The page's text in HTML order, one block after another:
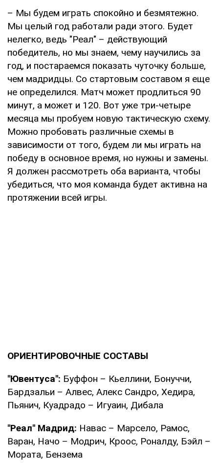
– Мы будем играть спокойно и безмятежно.
Мы целый год работали ради этого. Будет
нелегко, ведь "Реал" – действующий
победитель, но мы знаем, чему научились за
год, и постараемся показать чуточку больше,
чем мадридцы. Со стартовым составом я еще
не определился. Матч может продлиться 90
минут, а может и 120. Вот уже три-четыре
месяца мы пробуем новую тактическую схему.
Можно пробовать различные схемы в
зависимости от того, будем ли мы играть на
победу в основное время, но нужны и замены.
Я должен рассмотреть оба варианта, чтобы
убедиться, что моя команда будет активна на
протяжении всей игры.
ОРИЕНТИРОВОЧНЫЕ СОСТАВЫ
"Ювентуса": Буффон – Кьеллини, Бонуччи,
Бардзальи – Алвес, Алекс Сандро, Хедира,
Пьянич, Куадрадо – Игуаин, Дибала
"Реал" Мадрид: Навас – Марсело, Рамос,
Варан, Начо – Модрич, Кроос, Роналду, Бэйл –
Мората, Бензема